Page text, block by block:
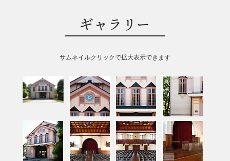
ギャラリー
サムネイルクリックで拡大表示できます